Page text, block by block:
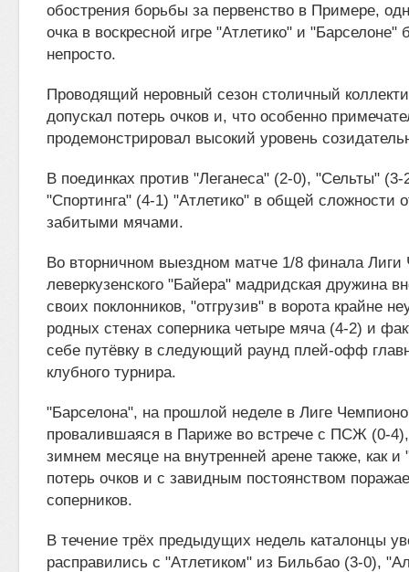
обострения борьбы за первенство в Примере,
очка в воскресной игре "Атлетико" и "Барселоне"
непросто.
Проводящий неровный сезон столичный
допускал потерь очков и, что особенно
продемонстрировал высокий уровень
В поединках против "Леганеса" (2-0), "Сельты" (3-
"Спортинга" (4-1) "Атлетико" в общей сложности
забитыми мячами.
Во вторничном выездном матче 1/8 финала Лиги
леверкузенского "Байера" мадридская дружина
своих поклонников, "отгрузив" в ворота крайне
родных стенах соперника четыре мяча (4-2) и
себе путёвку в следующий раунд плей-офф
клубного турнира.
"Барселона", на прошлой неделе в Лиге
провалившаяся в Париже во встрече с ПСЖ (0-
зимнем месяце на внутренней арене также, как и
потерь очков и с завидным постоянством
соперников.
В течение трёх предыдущих недель каталонцы
расправились с "Атлетиком" из Бильбао (3-0),